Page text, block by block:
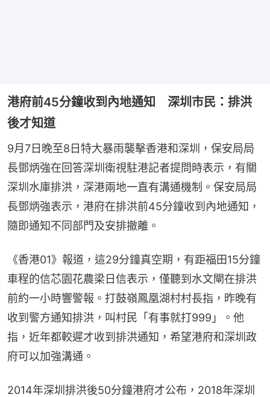
港府前45分鐘收到內地通知 深圳市民：排洪
後才知道
9月7日晚至8日特大暴雨襲擊香港和深圳，保安局局
長鄧炳強在回答深圳衛視駐港記者提問時表示，有關
深圳水庫排洪，深港兩地一直有溝通機制。保安局局
長鄧炳強表示，港府在排洪前45分鐘收到內地通知，
隨即通知不同部門及安排撤離。
《香港01》報道，這29分鐘真空期，有距福田15分鐘
車程的信芯園花農梁日信表示，僅聽到水文閘在排洪
前約一小時響警報。打鼓嶺鳳凰湖村村長指，昨晚有
收到警方通知排洪，叫村民「有事就打999」。他
指，近年都較遲才收到排洪通知，希望港府和深圳政
府可以加強溝通。
2014年深圳排洪後50分鐘港府才公布，2018年深圳